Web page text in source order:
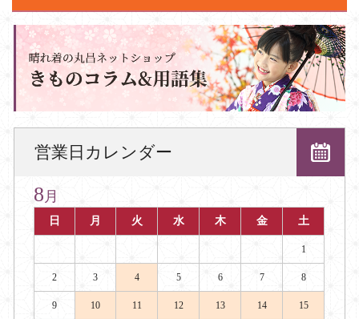
営業日カレンダー
8 月
日 月 火 水 木 金 土
1
2 3 4 5 6 7 8
9 10 11 12 13 14 15